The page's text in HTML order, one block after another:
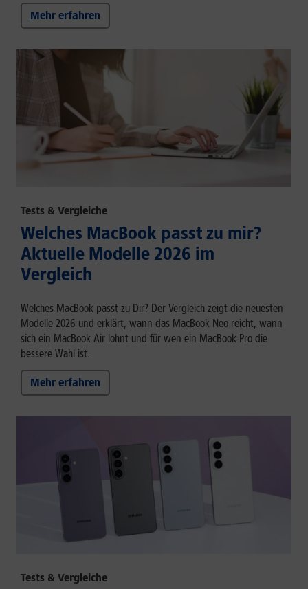
Mehr erfahren
Tests & Vergleiche
Welches MacBook passt zu mir?
Aktuelle Modelle 2026 im
Vergleich
Welches MacBook passt zu Dir? Der Vergleich zeigt die neuesten
Modelle 2026 und erklärt, wann das MacBook Neo reicht, wann
sich ein MacBook Air lohnt und für wen ein MacBook Pro die
bessere Wahl ist.
Mehr erfahren
Tests & Vergleiche